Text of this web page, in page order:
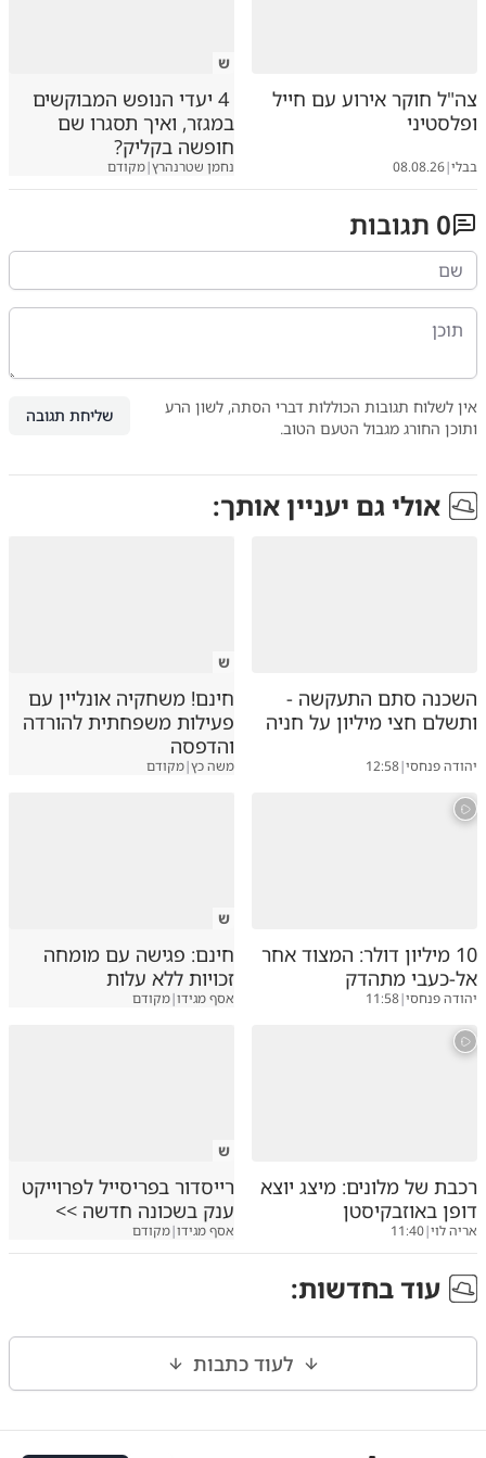
צה"ל חוקר אירוע עם חייל
ופלסטיני
בבלי|
08.08.26
ש
4 יעדי הנופש המבוקשים
במגזר, ואיך תסגרו שם
חופשה בקליק?
נחמן שטרנהרץ|מקודם
0 תגובות
אין לשלוח תגובות הכוללות דברי הסתה, לשון הרע
ותוכן החורג מגבול הטעם הטוב.
שליחת תגובה
אולי גם יעניין אותך:
השכנה סתם התעקשה -
ותשלם חצי מיליון על חניה
יהודה פנחסי|
12:58
ש
חינם! משחקיה אונליין עם
פעילות משפחתית להורדה
והדפסה
משה כץ|מקודם
10 מיליון דולר: המצוד אחר
אל-כעבי מתהדק
יהודה פנחסי|
11:58
ש
חינם: פגישה עם מומחה
זכויות ללא עלות
אסף מגידו|מקודם
רכבת של מלונים: מיצג יוצא
דופן באוזבקיסטן
אריה לוי|
11:40
ש
רייסדור בפריסייל לפרוייקט
ענק בשכונה חדשה >>
אסף מגידו|מקודם
עוד בחדשות:
לעוד כתבות